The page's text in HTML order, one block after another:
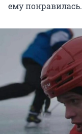
ему понравилась.